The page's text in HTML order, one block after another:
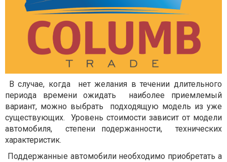
В случае, когда нет желания в течении длительного
периода времени ожидать наиболее приемлемый
вариант, можно выбрать подходящую модель из уже
существующих. Уровень стоимости зависит от модели
автомобиля, степени подержанности, технических
характеристик.
Поддержанные автомобили необходимо приобретать а